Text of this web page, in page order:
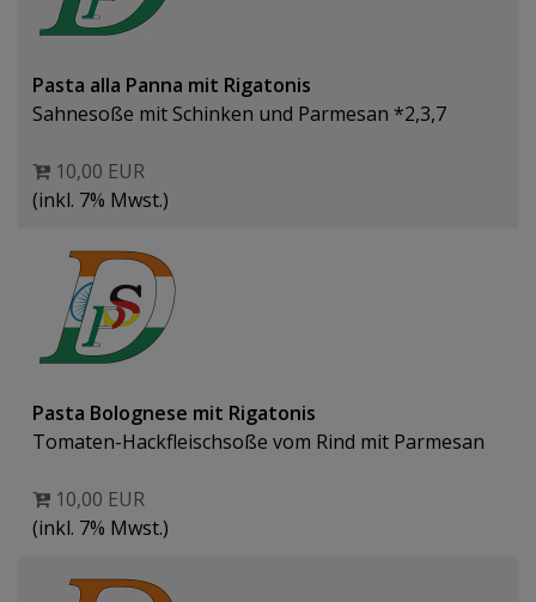
Pasta alla Panna mit Rigatonis
Sahnesoße mit Schinken und Parmesan *2,3,7
10,00 EUR
(inkl. 7% Mwst.)
Pasta Bolognese mit Rigatonis
Tomaten-Hackfleischsoße vom Rind mit Parmesan
10,00 EUR
(inkl. 7% Mwst.)